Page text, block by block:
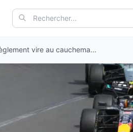
vire au cauchema...